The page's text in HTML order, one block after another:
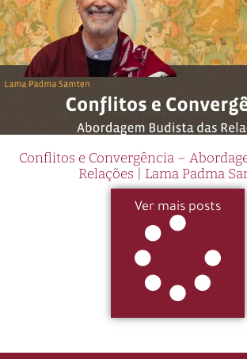
Conflitos e Convergência –
Relações | Lama Padma
Ver mais posts